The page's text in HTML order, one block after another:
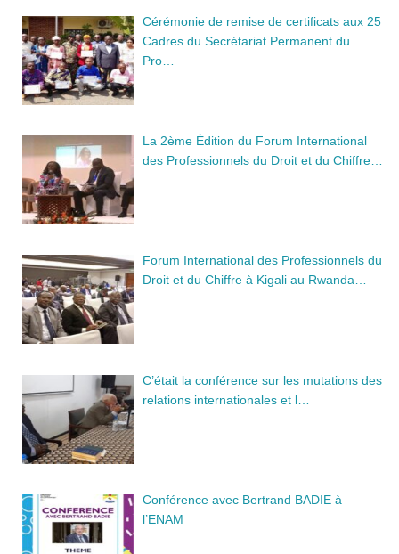
Cérémonie de remise de certificats aux 25
Cadres du Secrétariat Permanent du
Pro…
La 2ème Édition du Forum International
des Professionnels du Droit et du Chiffre…
Forum International des Professionnels du
Droit et du Chiffre à Kigali au Rwanda…
C’était la conférence sur les mutations des
relations internationales et l…
Conférence avec Bertrand BADIE à
l’ENAM